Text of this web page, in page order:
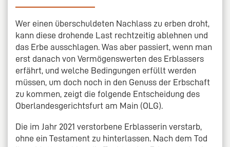
Wer einen überschuldeten Nachlass zu erben droht,
kann diese drohende Last rechtzeitig ablehnen und
das Erbe ausschlagen. Was aber passiert, wenn man
erst danach von Vermögenswerten des Erblassers
erfährt, und welche Bedingungen erfüllt werden
müssen, um doch noch in den Genuss der Erbschaft
zu kommen, zeigt die folgende Entscheidung des
Oberlandesgerichtsfurt am Main (OLG).
Die im Jahr 2021 verstorbene Erblasserin verstarb,
ohne ein Testament zu hinterlassen. Nach dem Tod